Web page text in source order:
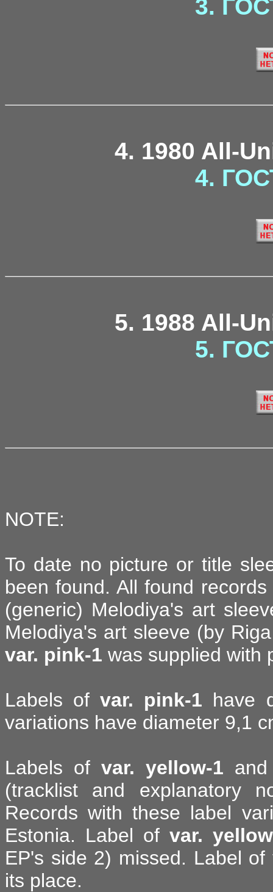
3.
4. 1980 All-
4.
5. 1988 All-
5.
NOTE:
To date no picture or title
been found. All found
(generic) Melodiya's art
Melodiya's art sleeve (by
var. pink-1 was supplied with
Labels ofvar. pink-1 have
variations have diameter 9,1
Labels of var. yellow-1
(tracklist and explanatory
Records with these label
Estonia. Label ofvar.
EP's side 2) missed. Label of
its place.